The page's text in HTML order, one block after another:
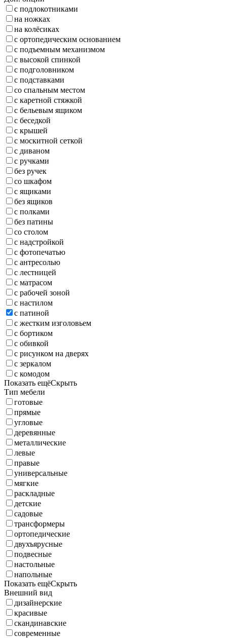
с подлокотниками
на ножках
на колёсиках
с ортопедическим основанием
с подъемным механизмом
с высокой спинкой
с подголовником
с подставками
со спальным местом
с каретной стяжкой
с бельевым ящиком
с беседкой
с крышей
с москитной сеткой
с диваном
с ручками
без ручек
со шкафом
с ящиками
без ящиков
с полками
без патины
со столом
с надстройкой
с фотопечатью
с антресолью
с лестницей
с матрасом
с рабочей зоной
с настилом
с патиной
с жестким изголовьем
с бортиком
с обивкой
с рисунком на дверях
с зеркалом
с комодом
Показать ещёСкрыть
Тип мебели
готовые
прямые
угловые
деревянные
металлические
левые
правые
универсальные
мягкие
раскладные
детские
садовые
трансформеры
ортопедические
двухъярусные
подвесные
настольные
напольные
Показать ещёСкрыть
Внешний вид
дизайнерские
красивые
скандинавские
современные